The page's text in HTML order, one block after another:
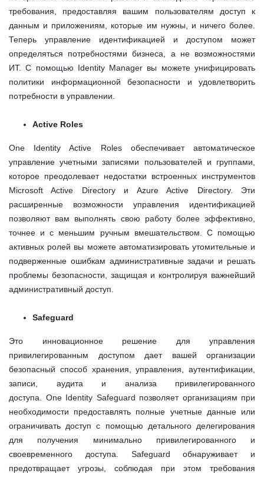
требования, предоставляя вашим пользователям доступ к
данным и приложениям, которые им нужны, и ничего более.
Теперь управление идентификацией и доступом может
определяться потребностями бизнеса, а не возможностями
ИТ. С помощью Identity Manager вы можете унифицировать
политики информационной безопасности и удовлетворить
потребности в управлении.
Active Roles
One Identity Active Roles обеспечивает автоматическое
управление учетными записями пользователей и группами,
которое преодолевает недостатки встроенных инструментов
Microsoft Active Directory и Azure Active Directory. Эти
расширенные возможности управления идентификацией
позволяют вам выполнять свою работу более эффективно,
точнее и с меньшим ручным вмешательством. С помощью
активных ролей вы можете автоматизировать утомительные и
подверженные ошибкам административные задачи и решать
проблемы безопасности, защищая и контролируя важнейший
административный доступ.
Safeguard
Это инновационное решение для управления
привилегированным доступом дает вашей организации
безопасный способ хранения, управления, аутентификации,
записи, аудита и анализа привилегированного
доступа.
One Identity Safeguard позволяет организациям при
необходимости предоставлять полные учетные данные или
ограничивать доступ с помощью детального делегирования
для получения минимально привилегированного и
своевременного доступа.
Safeguardобнаруживает и
предотвращает угрозы, соблюдая при этом требования